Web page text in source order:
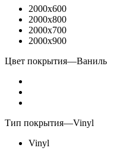
2000x600
2000x800
2000x700
2000x900
Цвет покрытия—Ваниль
Тип покрытия—Vinyl
Vinyl